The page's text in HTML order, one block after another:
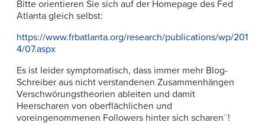
Bitte orientieren Sie sich auf der Homepage des Fed
Atlanta gleich selbst:
https://www.frbatlanta.org/research/publications/wp/201
4/07.aspx
Es ist leider symptomatisch, dass immer mehr Blog-
Schreiber aus nicht verstandenen Zusammenhängen
Verschwörungstheorien ableiten und damit
Heerscharen von oberflächlichen und
voreingenommenen Followers hinter sich scharen¨!